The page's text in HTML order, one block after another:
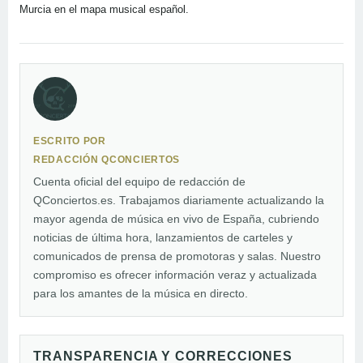
Murcia en el mapa musical español.
ESCRITO POR
REDACCIÓN QCONCIERTOS
Cuenta oficial del equipo de redacción de
QConciertos.es. Trabajamos diariamente actualizando la
mayor agenda de música en vivo de España, cubriendo
noticias de última hora, lanzamientos de carteles y
comunicados de prensa de promotoras y salas. Nuestro
compromiso es ofrecer información veraz y actualizada
para los amantes de la música en directo.
TRANSPARENCIA Y CORRECCIONES